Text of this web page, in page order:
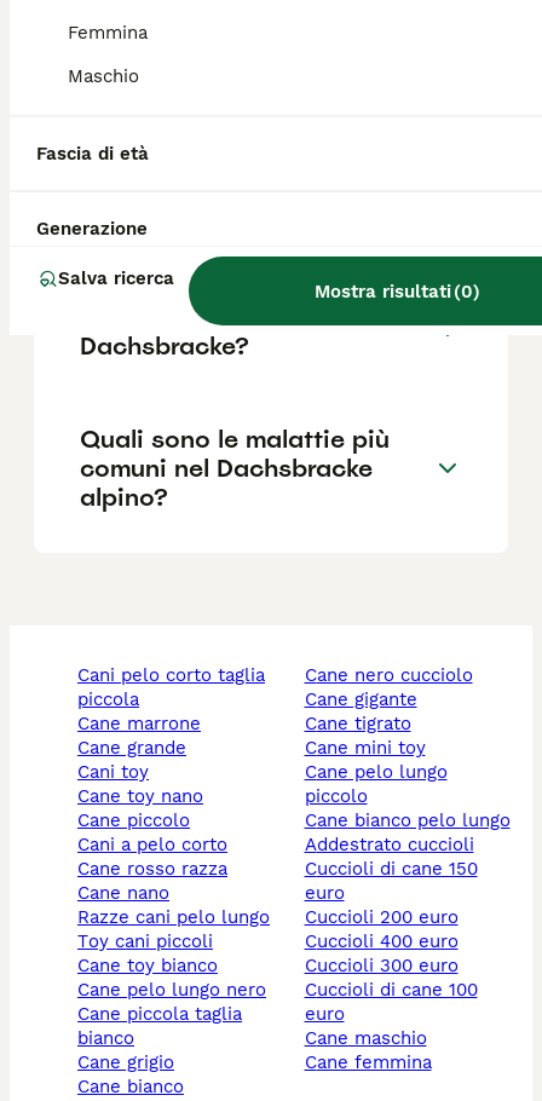
Femmina
Maschio
Fascia di età
Generazione
Salva ricerca
Mostra risultati(0)
consigliabile rivolgersi ad allevatori seri che
socializzazione del cucciolo.
Quanto pesa
Dachsbracke?
Qual è il carattere del cane
Dachsbracke?
Quali sono le malattie più
comuni nel Dachsbracke
alpino?
cani pelo corto taglia
piccola
cane marrone
cane grande
cani toy
cane toy nano
cane piccolo
cani a pelo corto
cane rosso razza
cane nano
razze cani pelo lungo
toy cani piccoli
cane toy bianco
cane pelo lungo nero
cane piccola taglia
bianco
cane grigio
cane bianco
cane nero cucciolo
cane gigante
cane tigrato
cane mini toy
cane pelo lungo
piccolo
cane bianco pelo lungo
addestrato cuccioli
cuccioli di cane 150
euro
cuccioli 200 euro
cuccioli 400 euro
cuccioli 300 euro
cuccioli di cane 100
euro
cane maschio
cane femmina